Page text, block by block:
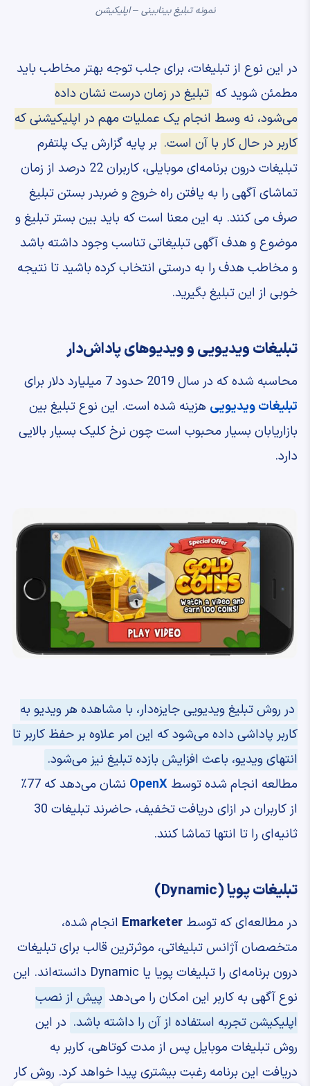
نمونه تبلیغ بینابینی – اپلیکیشن
در این نوع از تبلیغات، برای جلب توجه بهتر مخاطب باید
مطمئن شوید که تبلیغ در زمان درست نشان داده
می‌شود، نه وسط انجام یک عملیات مهم در اپلیکیشنی که
کاربر در حال کار با آن است. بر پایه گزارش یک پلتفرم
تبلیغات درون برنامه‌ای موبایلی، کاربران 22 درصد از زمان
تماشای آگهی را به یافتن راه خروج و ضربدر بستن تبلیغ
صرف می کنند. به این معنا است که باید بین بستر تبلیغ و
موضوع و هدف آگهی تبلیغاتی تناسب وجود داشته باشد
و مخاطب هدف را به درستی انتخاب کرده باشید تا نتیجه
خوبی از این تبلیغ بگیرید.
تبلیغات ویدیویی و ویدیوهای پاداش‌دار
محاسبه شده که در سال 2019 حدود 7 میلیارد دلار برای
تبلیغات ویدیوییهزینه شده است. این نوع تبلیغ بین
بازاریابان بسیار محبوب است چون نرخ کلیک بسیار بالایی
دارد.
در روش تبلیغ ویدیویی جایزه‌دار، با مشاهده هر ویدیو به
کاربر پاداشی داده می‌شود که این امر علاوه بر حفظ کاربر تا
انتهای ویدیو، باعث افزایش بازده تبلیغ نیز می‌شود.
مطالعه انجام شده توسط OpenX
نشان می‌دهد که 77٪
از کاربران در ازای دریافت تخفیف، حاضرند تبلیغات 30
ثانیه‌ای را تا انتها تماشا کنند.
تبلیغات پویا (Dynamic)
در مطالعه‌ای که توسط Emarketerانجام شده،
متخصصان آژانس تبلیغاتی، موثرترین قالب برای تبلیغات
درون برنامه‌ای را تبلیغات پویا یا Dynamic دانسته‌اند. این
نوع آگهی به کاربر این امکان را می‌دهد پیش از نصب
اپلیکیشن تجربه استفاده از آن را داشته باشد. در این
روش تبلیغات موبایل پس از مدت کوتاهی، کاربر به
دریافت این برنامه رغبت بیشتری پیدا خواهد کرد. روش کار